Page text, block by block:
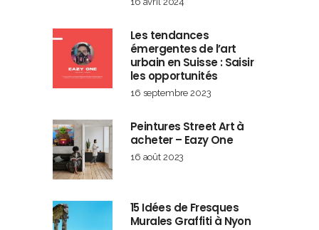
Les tendances
émergentes de l’art
urbain en Suisse : Saisir
les opportunités
16 septembre 2023
Peintures Street Art à
acheter – Eazy One
16 août 2023
15 Idées de Fresques
Murales Graffiti à Nyon